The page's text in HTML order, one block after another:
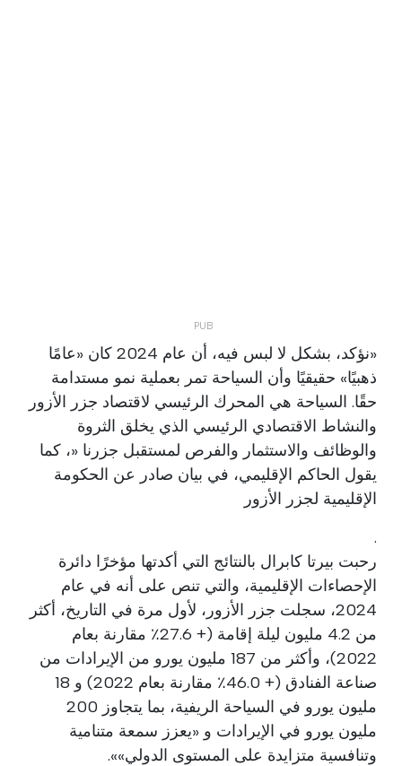
«نؤكد، بشكل لا لبس فيه، أن عام 2024 كان «عامًا
ذهبيًا» حقيقيًا وأن السياحة تمر بعملية نمو مستدامة
حقًا. السياحة هي المحرك الرئيسي لاقتصاد جزر الأزور
والنشاط الاقتصادي الرئيسي الذي يخلق الثروة
والوظائف والاستثمار والفرص لمستقبل جزرنا «، كما
يقول الحاكم الإقليمي، في بيان صادر عن الحكومة
الإقليمية لجزر الأزور
.
رحبت بيرتا كابرال بالنتائج التي أكدتها مؤخرًا دائرة
الإحصاءات الإقليمية، والتي تنص على أنه في عام
2024، سجلت جزر الأزور، لأول مرة في التاريخ، أكثر
من 4.2 مليون ليلة إقامة (+ 27.6٪ مقارنة بعام
2022)، وأكثر من 187 مليون يورو من الإيرادات من
صناعة الفنادق (+ 46.0٪ مقارنة بعام 2022) و 18
مليون يورو في السياحة الريفية، بما يتجاوز 200
مليون يورو في الإيرادات و «يعزز سمعة متنامية
وتنافسية متزايدة على المستوى الدولي»».